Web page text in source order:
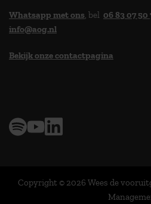
Whatsapp met ons, bel 06 83 07 50
info@aog.nl
Bekijk onze contactpagina
Copyright © 2026 Wees de